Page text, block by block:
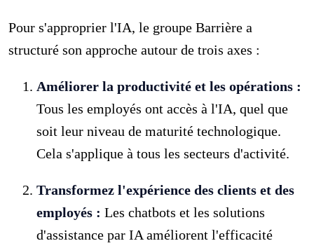
Pour s'approprier l'IA, le groupe Barrière a
structuré son approche autour de trois axes :
Améliorer la productivité et les opérations :
Tous les employés ont accès à l'IA, quel que
soit leur niveau de maturité technologique.
Cela s'applique à tous les secteurs d'activité.
Transformez l'expérience des clients et des
employés : Les chatbots et les solutions
d'assistance par IA améliorent l'efficacité